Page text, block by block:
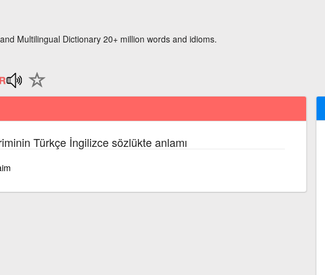
Multilingual Dictionary 20+ million words and idioms.
Türkçe İngilizce sözlükte anlamı